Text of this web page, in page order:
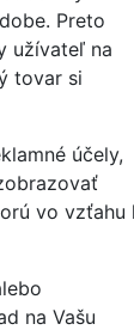
Preto
užívateľ na
tovar si
účely,
vo vzťahu
na Vašu